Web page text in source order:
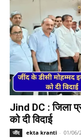
Jind DC : जिला
को दी विदाई
जींद ekta kranti - 01/06/